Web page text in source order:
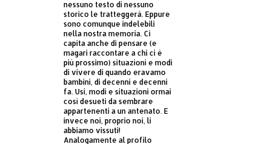
nessuno testo di nessuno
storico le tratteggerà. Eppure
sono comunque indelebili
nella nostra memoria. Ci
capita anche di pensare (e
magari raccontare a chi ci è
più prossimo) situazioni e modi
di vivere di quando eravamo
bambini, di decenni e decenni
fa. Usi, modi e situazioni ormai
così desueti da sembrare
appartenenti a un antenato. E
invece noi, proprio noi, li
abbiamo vissuti!
Analogamente al profilo